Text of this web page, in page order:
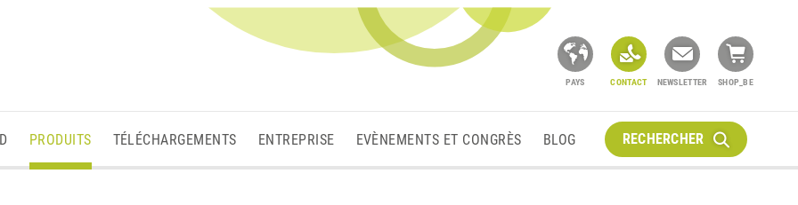
PAYS CONTACT NEWSLETTER SHOP_BE
PRODUITS TÉLÉCHARGEMENTS ENTREPRISE EVÈNEMENTS ET CONGRÈS BLOG RECHERCHER